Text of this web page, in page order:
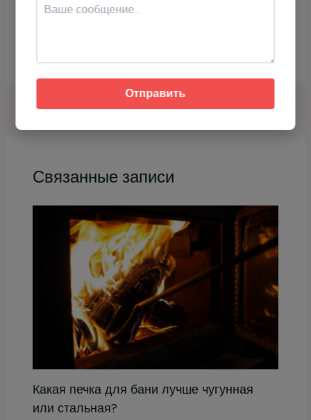
Что делать, если печь трескается?
НАЗАД ДАЛЕЕ
Связанные записи
Какая печка для бани лучше чугунная
или стальная?
Отправить